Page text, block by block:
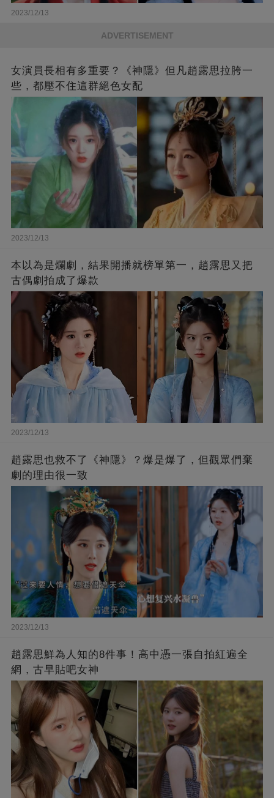
2023/12/13
ADVERTISEMENT
女演員長相有多重要？《神隱》但凡趙露思拉胯一
些，都壓不住這群絕色女配
2023/12/13
本以為是爛劇，結果開播就榜單第一，趙露思又把
古偶劇拍成了爆款
2023/12/13
趙露思也救不了《神隱》？爆是爆了，但觀眾們棄
劇的理由很一致
2023/12/13
趙露思鮮為人知的8件事！高中憑一張自拍紅遍全
網，古早貼吧女神